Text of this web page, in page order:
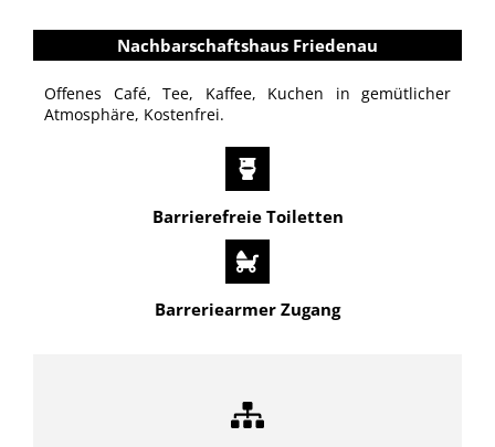
Nachbarschaftshaus Friedenau
Offenes Café, Tee, Kaffee, Kuchen in gemütlicher
Barrierefreie Toiletten
Barreriearmer Zugang